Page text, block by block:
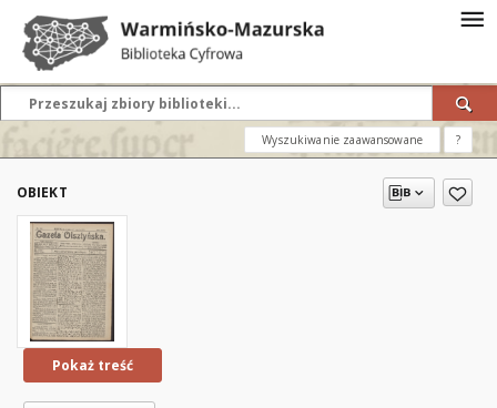
Wyszukiwanie zaawansowane ?
OBIEKT
Pokaż treść